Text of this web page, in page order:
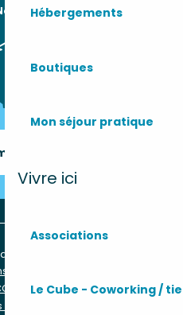
Hébergements
Boutiques
Mon séjour pratique
Vivre ici
Associations
Le Cube - Coworking /
sommes
venir ?
Montalivet
légales
Cookies